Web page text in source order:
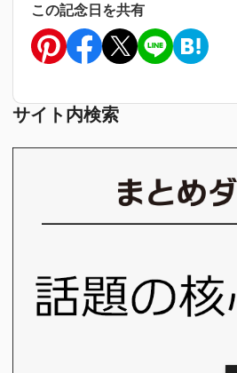
この記念日を共有
サイト内検索